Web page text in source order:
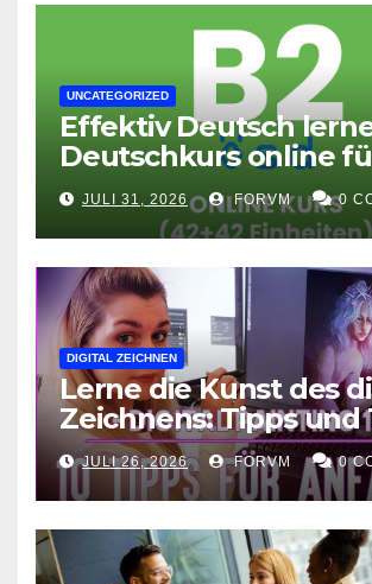
UNCATEGORIZED
Effektiv Deutsch
Deutschkurs online
Fortgeschrittene
JULI 31, 2026 FORVM 0
DIGITAL ZEICHNEN
Lerne die Kunst des
Zeichnens: Tipps und
für kreative
JULI 26, 2026 FORVM 0